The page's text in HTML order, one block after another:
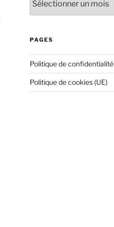
PAGES
Politique de confidentialité
Politique de cookies (UE)